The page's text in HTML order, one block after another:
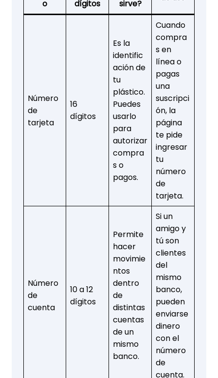
o
dígitos
sirve?
Número
de
tarjeta
16
dígitos
Es la
identific
ación de
tu
plástico.
Puedes
usarlo
para
autorizar
compra
s o
pagos.
Cuando
compra
s en
línea o
pagas
una
suscripci
ón, la
página
te pide
ingresar
tu
número
de
tarjeta.
Número
de
cuenta
10 a 12
dígitos
Permite
hacer
movimie
ntos
dentro
de
distintas
cuentas
de un
mismo
banco.
Si un
amigo y
tú son
clientes
del
mismo
banco,
pueden
enviarse
dinero
con el
número
de
cuenta.